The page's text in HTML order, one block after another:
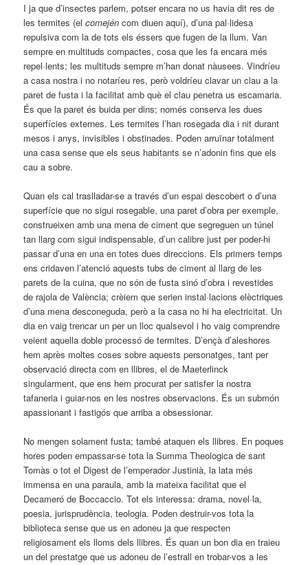
I ja que d’insectes parlem, potser encara no us havia dit res de
les termites (elcomejéncom diuen aquí), d’una pal·lidesa
repulsiva com la de tots els éssers que fugen de la llum. Van
sempre en multituds compactes, cosa que les fa encara més
repel·lents; les multituds sempre m’han donat nàusees. Vindríeu
a casa nostra i no notaríeu res, però voldríeu clavar un clau a la
paret de fusta i la facilitat amb què el clau penetra us escamaria.
És que la paret és buida per dins; només conserva les dues
superfícies externes. Les termites l’han rosegada dia i nit durant
mesos i anys, invisibles i obstinades. Poden arruïnar totalment
una casa sense que els seus habitants se n’adonin fins que els
cau a sobre.
Quan els cal traslladar-se a través d’un espai descobert o d’una
superfície que no sigui rosegable, una paret d’obra per exemple,
construeixen amb una mena de ciment que segreguen un túnel
tan llarg com sigui indispensable, d’un calibre just per poder-hi
passar d’una en una en totes dues direccions. Els primers temps
ens cridaven l’atenció aquests tubs de ciment al llarg de les
parets de la cuina, que no són de fusta sinó d’obra i revestides
de rajola de València; crèiem que serien instal·lacions elèctriques
d’una mena desconeguda, però a la casa no hi ha electricitat. Un
dia en vaig trencar un per un lloc qualsevol i ho vaig comprendre
veient aquella doble processó de termites. D’ençà d’aleshores
hem après moltes coses sobre aquests personatges, tant per
observació directa com en llibres, el de Maeterlinck
singularment, que ens hem procurat per satisfer la nostra
tafaneria i guiar-nos en les nostres observacions. És un submón
apassionant i fastigós que arriba a obsessionar.
No mengen solament fusta; també ataquen els llibres. En poques
hores poden empassar-se tota la Summa Theologica de sant
Tomàs o tot el Digest de l’emperador Justinià, la lata més
immensa en una paraula, amb la mateixa facilitat que el
Decameró de Boccaccio. Tot els interessa: drama, novel·la,
poesia, jurisprudència, teologia. Poden destruir-vos tota la
biblioteca sense que us en adoneu ja que respecten
religiosament els lloms dels llibres. És quan un bon dia en traieu
un del prestatge que us adoneu de l’estrall en trobar-vos a les